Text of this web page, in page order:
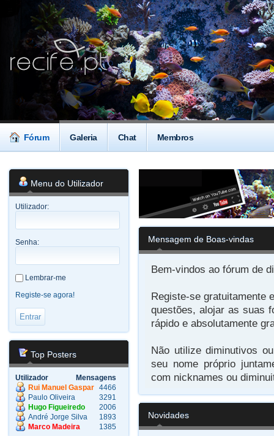
Fórum Galeria Chat Membros
Menu do Utilizador
Utilizador:
Senha:
Lembrar-me
Registe-se agora!
Top Posters
Utilizador
Mensagens
Rui Manuel Gaspar 4466
Paulo Oliveira
3291
Hugo Figueiredo
2006
André Jorge Silva
1893
Marco Madeira
1385
Mensagem de Boas-vindas
Bem-vindos ao fórum de
Registe-se gratuitamente
questões, alojar as suas
rápido e absolutamente
Não utilize diminutivos
seu nome próprio
com nicknames ou
Novidades